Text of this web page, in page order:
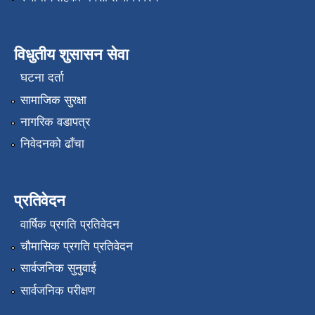
विधुतीय शुसासन सेवा
घटना दर्ता
सामाजिक सुरक्षा
नागरिक वडापत्र
निवेदनको ढाँचा
प्रतिवेदन
वार्षिक प्रगति प्रतिवेदन
चौमासिक प्रगति प्रतिवेदन
सार्वजनिक सुनुवाई
सार्वजनिक परीक्षण